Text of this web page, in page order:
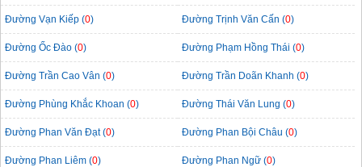
Đường Vạn Kiếp (0) Đường Trịnh Văn Cấn (0)
Đường Ốc Đào (0) Đường Phạm Hồng Thái (0)
Đường Trần Cao Vân (0) Đường Trần Doãn Khanh (0)
Đường Phùng Khắc Khoan (0) Đường Thái Văn Lung (0)
Đường Phan Văn Đạt (0) Đường Phan Bội Châu (0)
Đường Phan Liêm (0) Đường Phan Ngữ (0)